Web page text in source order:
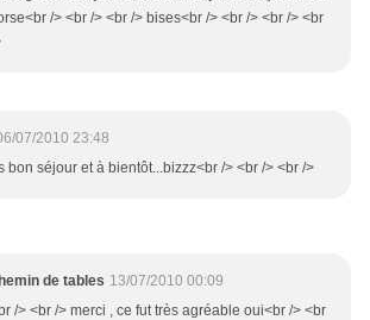
/> <br /> <br /> bises<br /> <br /> <br /> <br
07/2010 23:48
bon séjour et à bientôt...bizzz<br /> <br /> <br />
de tables 13/07/2010 00:09
/> <br /> merci , ce fut très agréable oui<br /> <br